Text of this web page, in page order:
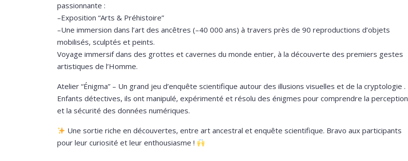
passionnante :
–Exposition “Arts & Préhistoire”
–Une immersion dans l’art des ancêtres (–40 000 ans) à travers près de 90 reproductions d’objets
mobilisés, sculptés et peints.
Voyage immersif dans des grottes et cavernes du monde entier, à la découverte des premiers gestes
artistiques de l’Homme.
Atelier “Énigma” – Un grand jeu d’enquête scientifique autour des illusions visuelles et de la cryptologie .
Enfants détectives, ils ont manipulé, expérimenté et résolu des énigmes pour comprendre la perception
et la sécurité des données numériques.
Une sortie riche en découvertes, entre art ancestral et enquête scientifique. Bravo aux participants
pour leur curiosité et leur enthousiasme !